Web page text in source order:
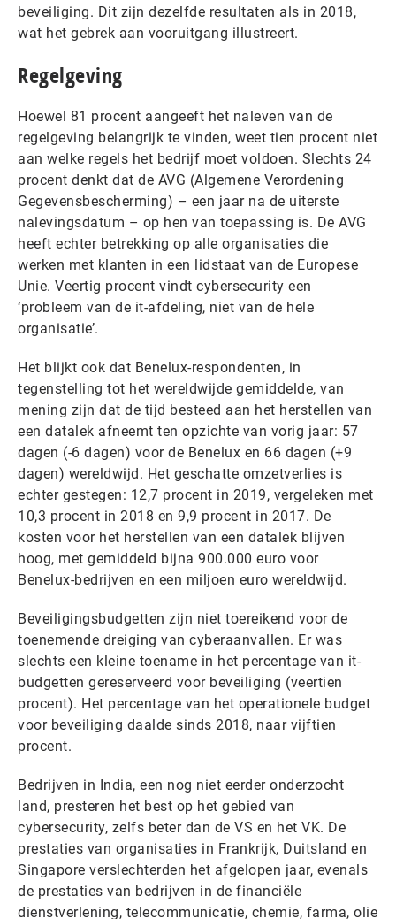
beveiliging. Dit zijn dezelfde resultaten als in 2018,
wat het gebrek aan vooruitgang illustreert.
Regelgeving
Hoewel 81 procent aangeeft het naleven van de
regelgeving belangrijk te vinden, weet tien procent niet
aan welke regels het bedrijf moet voldoen. Slechts 24
procent denkt dat de AVG (Algemene Verordening
Gegevensbescherming) – een jaar na de uiterste
nalevingsdatum – op hen van toepassing is. De AVG
heeft echter betrekking op alle organisaties die
werken met klanten in een lidstaat van de Europese
Unie. Veertig procent vindt cybersecurity een
‘probleem van de it-afdeling, niet van de hele
organisatie’.
Het blijkt ook dat Benelux-respondenten, in
tegenstelling tot het wereldwijde gemiddelde, van
mening zijn dat de tijd besteed aan het herstellen van
een datalek afneemt ten opzichte van vorig jaar: 57
dagen (-6 dagen) voor de Benelux en 66 dagen (+9
dagen) wereldwijd. Het geschatte omzetverlies is
echter gestegen: 12,7 procent in 2019, vergeleken met
10,3 procent in 2018 en 9,9 procent in 2017. De
kosten voor het herstellen van een datalek blijven
hoog, met gemiddeld bijna 900.000 euro voor
Benelux-bedrijven en een miljoen euro wereldwijd.
Beveiligingsbudgetten zijn niet toereikend voor de
toenemende dreiging van cyberaanvallen. Er was
slechts een kleine toename in het percentage van it-
budgetten gereserveerd voor beveiliging (veertien
procent). Het percentage van het operationele budget
voor beveiliging daalde sinds 2018, naar vijftien
procent.
Bedrijven in India, een nog niet eerder onderzocht
land, presteren het best op het gebied van
cybersecurity, zelfs beter dan de VS en het VK. De
prestaties van organisaties in Frankrijk, Duitsland en
Singapore verslechterden het afgelopen jaar, evenals
de prestaties van bedrijven in de financiële
dienstverlening, telecommunicatie, chemie, farma, olie